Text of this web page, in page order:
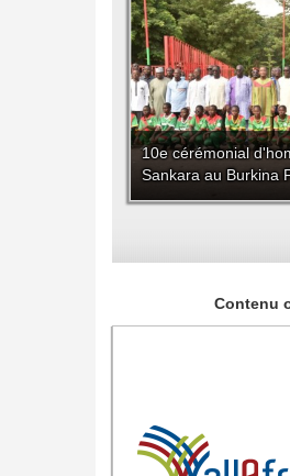
10e cérémonial
Sankara au Burkina
Contenu